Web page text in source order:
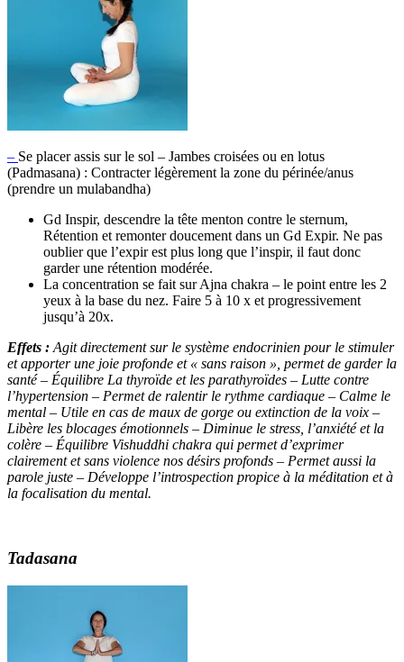
– Se placer assis sur le sol – Jambes croisées ou en lotus
(Padmasana) : Contracter légèrement la zone du périnée/anus
(prendre un mulabandha)
Gd Inspir, descendre la tête menton contre le sternum,
Rétention et remonter doucement dans un Gd Expir. Ne pas
oublier que l’expir est plus long que l’inspir, il faut donc
garder une rétention modérée.
La concentration se fait sur Ajna chakra – le point entre les 2
yeux à la base du nez. Faire 5 à 10 x et progressivement
jusqu’à 20x.
Effets : Agit directement sur le système endocrinien pour le stimuler
et apporter une joie profonde et « sans raison », permet de garder la
santé – Équilibre La thyroïde et les parathyroïdes – Lutte contre
l’hypertension – Permet de ralentir le rythme cardiaque – Calme le
mental – Utile en cas de maux de gorge ou extinction de la voix –
Libère les blocages émotionnels – Diminue le stress, l’anxiété et la
colère – Équilibre Vishuddhi chakra qui permet d’exprimer
clairement et sans violence nos désirs profonds – Permet aussi la
parole juste – Développe l’introspection propice à la méditation et à
la focalisation du mental.
Tadasana